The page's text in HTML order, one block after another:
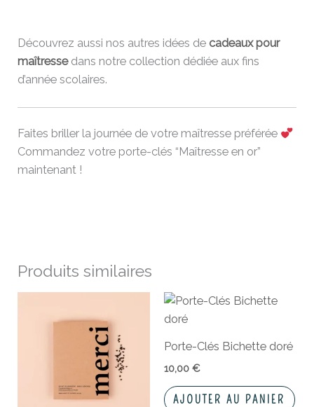
Découvrez aussi nos autres idées de cadeaux pour
maîtresse dans notre collection dédiée aux fins
d’année scolaires.
Faites briller la journée de votre maîtresse préférée
Commandez votre porte-clés “Maîtresse en or”
maintenant !
Produits similaires
Porte-Clés Bichette doré
10,00 €
AJOUTER AU PANIER